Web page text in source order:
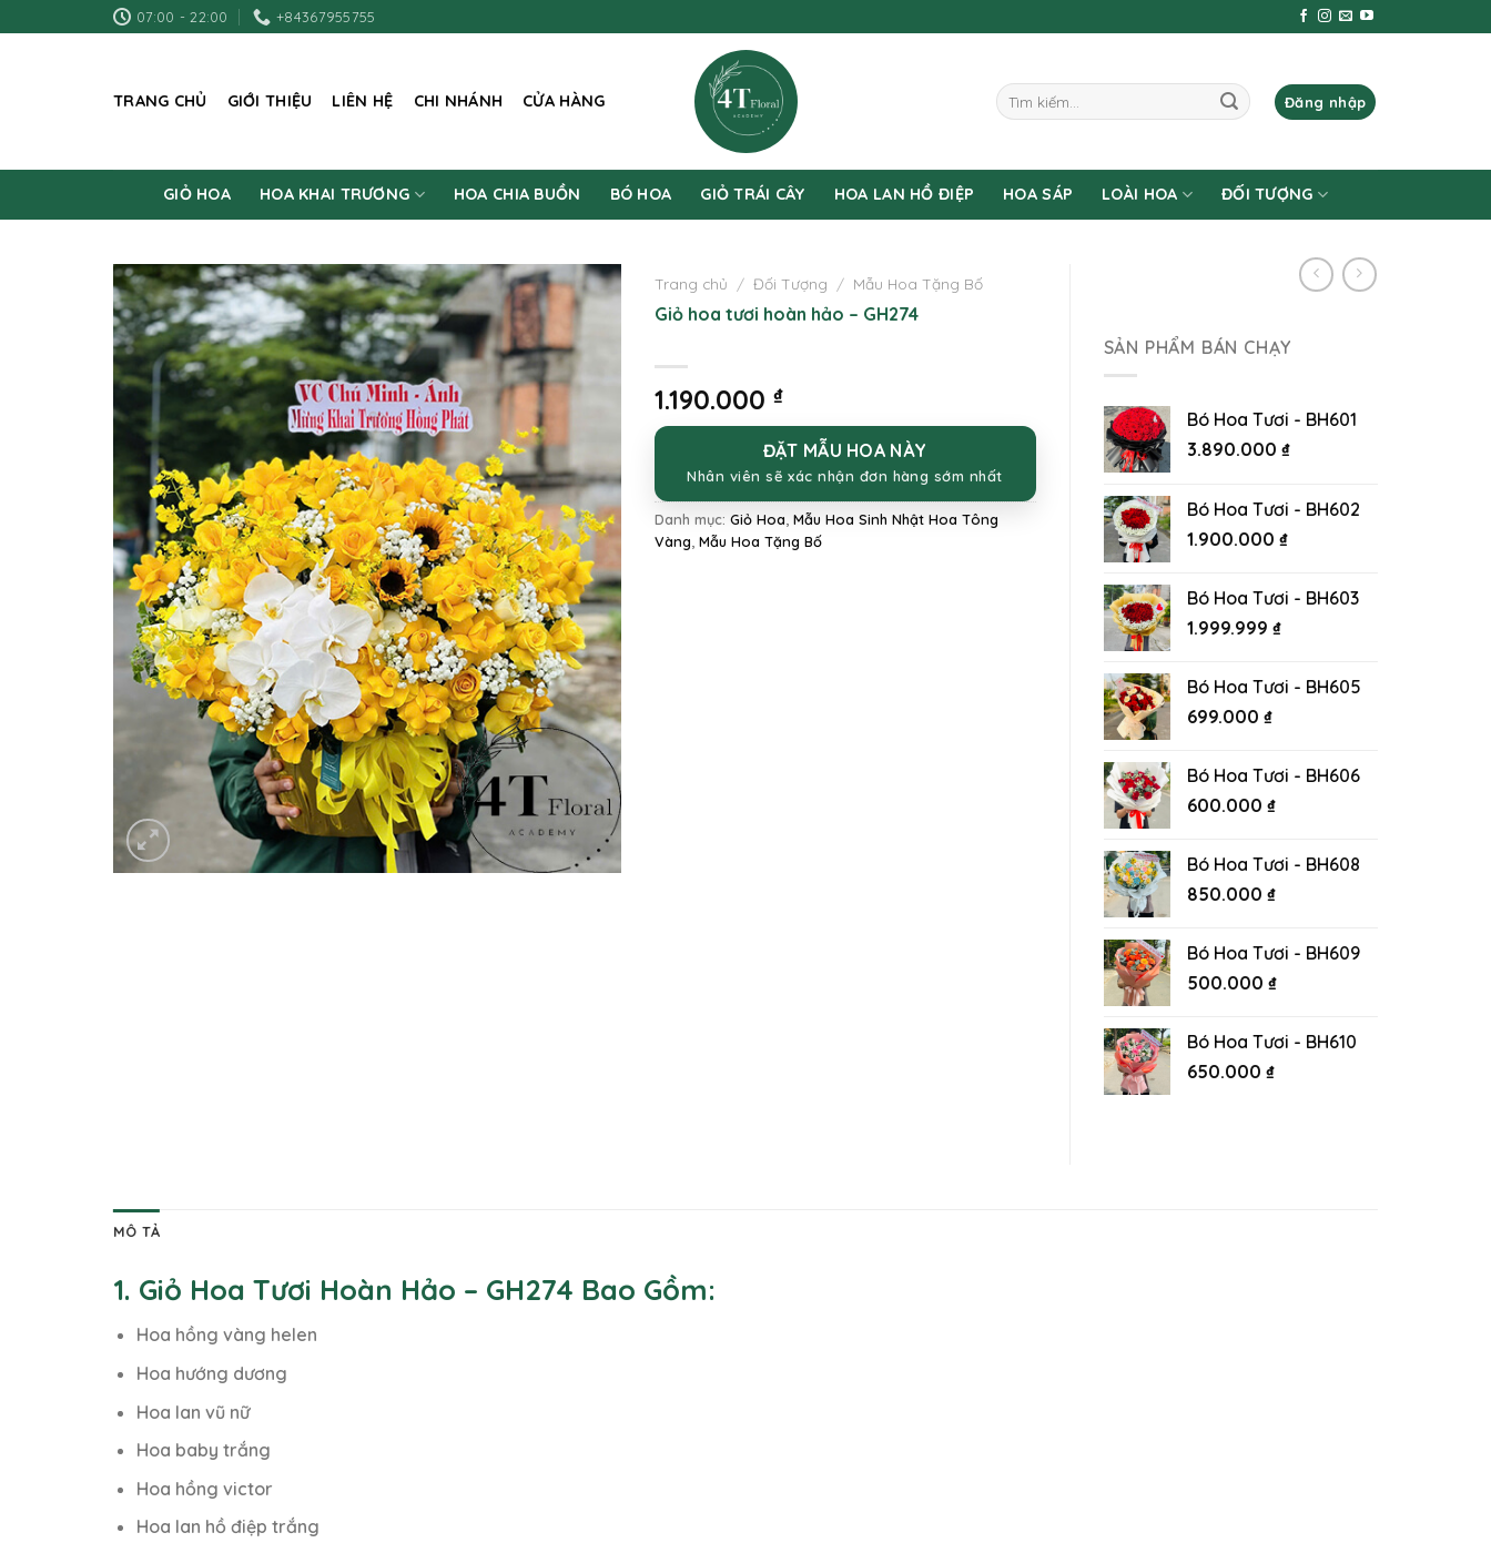
to
07:00 - 22:00 +84367955755
TRANG CHỦ GIỚI THIỆU LIÊN HỆ CHI NHÁNH CỬA HÀNG
Tìm
kiếm:
Đăng nhập
GIỎ HOA HOA KHAI TRƯƠNG HOA CHIA BUỒN BÓ HOA GIỎ TRÁI CÂY HOA LAN HỒ ĐIỆP HOA SÁP LOÀI HOA ĐỐI TƯỢNG
Trang chủ / Đối Tượng / Mẫu Hoa Tặng Bố
Giỏ hoa tươi hoàn hảo – GH274
1.190.000 ₫
ĐẶT MẪU HOA NÀY
Nhân viên sẽ xác nhận đơn hàng sớm nhất
Danh mục: Giỏ Hoa Mẫu Hoa Sinh Nhật Hoa Tông
Vàng Mẫu Hoa Tặng Bố
SẢN PHẨM BÁN CHẠY
Bó Hoa Tươi - BH601
3.890.000 ₫
Bó Hoa Tươi - BH602
1.900.000 ₫
Bó Hoa Tươi - BH603
1.999.999 ₫
Bó Hoa Tươi - BH605
699.000 ₫
Bó Hoa Tươi - BH606
600.000 ₫
Bó Hoa Tươi - BH608
850.000 ₫
Bó Hoa Tươi - BH609
500.000 ₫
Bó Hoa Tươi - BH610
650.000 ₫
MÔ TẢ
1. Giỏ Hoa Tươi Hoàn Hảo – GH274 Bao Gồm:
Hoa hồng vàng helen
Hoa hướng dương
Hoa lan vũ nữ
Hoa baby trắng
Hoa hồng victor
Hoa lan hồ điệp trắng